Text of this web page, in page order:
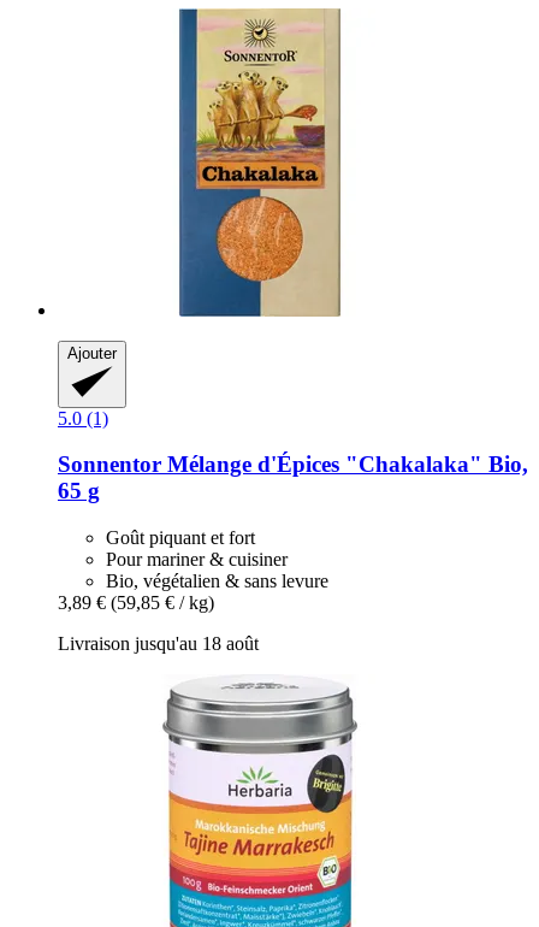
Ajouter
5.0 (1)
Sonnentor Mélange d'Épices "Chakalaka" Bio,
65 g
Goût piquant et fort
Pour mariner & cuisiner
Bio, végétalien & sans levure
3,89 € (59,85 € / kg)
Livraison jusqu'au 18 août